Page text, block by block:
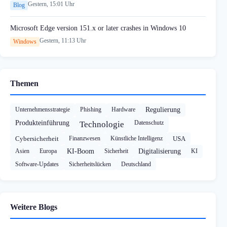
Blog Gestern, 15:01 Uhr
Microsoft Edge version 151.x or later crashes in Windows 10
Windows Gestern, 11:13 Uhr
Themen
Unternehmensstrategie Phishing Hardware
Regulierung
Produkteinführung
Technologie Datenschutz
Cybersicherheit Finanzwesen Künstliche Intelligenz USA
Asien Europa KI-Boom Sicherheit Digitalisierung
KI
Software-Updates
Sicherheitslücken Deutschland
Weitere Blogs